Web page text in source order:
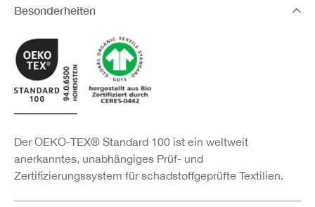
Besonderheiten
Der OEKO-TEX® Standard 100 ist ein weltweit
anerkanntes, unabhängiges Prüf- und
Zertifizierungssystem für schadstoffgeprüfte Textilien.